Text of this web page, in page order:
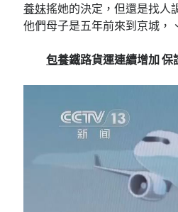
養妹搖她的決定，但還是找人
他們母子是五年前來到京城，
包養鐵路貨運連續增加 保